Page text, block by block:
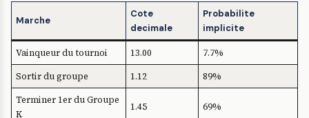
Marche
Cote
decimale
Probabilite
implicite
Vainqueur du tournoi 13.00
7.7%
Sortir du groupe
1.12
89%
Terminer 1er du Groupe
K
1.45 69%